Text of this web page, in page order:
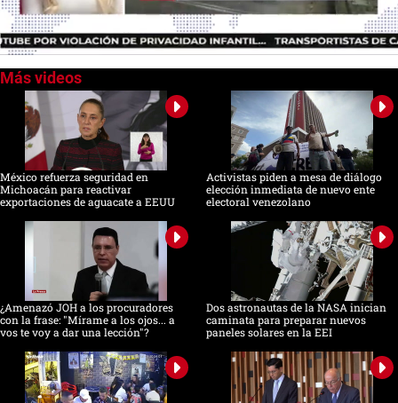
of
minute,
seconds
México refuerza seguridad en
Michoacán para reactivar
exportaciones de aguacate a EEUU
Activistas piden a mesa de diálogo
elección inmediata de nuevo ente
electoral venezolano
¿Amenazó JOH a los procuradores
con la frase: "Mírame a los ojos... a
vos te voy a dar una lección"?
Dos astronautas de la NASA inician
caminata para preparar nuevos
paneles solares en la EEI